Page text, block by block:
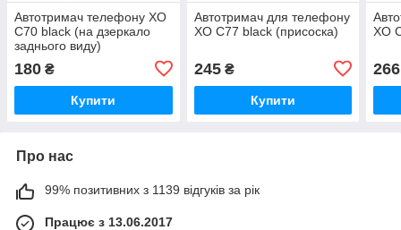
Автотримач телефону XO
C70 black (на дзеркало
заднього виду)
180 ₴
Купити
Автотримач для телефону
XO C77 black (присоска)
245₴
Купити
XO
266
Про нас
99% позитивних з 1139 відгуків за рік
Працює з 13.06.2017